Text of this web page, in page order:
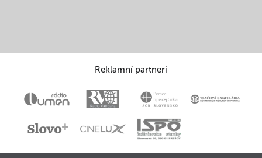
Reklamní partneri